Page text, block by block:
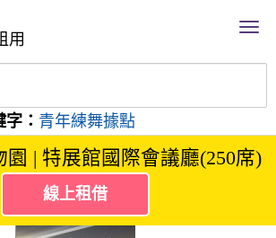
用
： 青年練舞據點
園 | 特展館國際會議廳(250席)
線上租借